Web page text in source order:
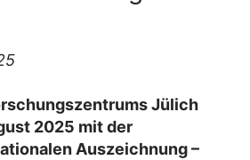
Jülich
2025 mit der
Auszeichnung –